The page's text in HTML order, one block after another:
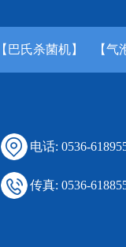
【巴氏杀菌机】 【气
电话: 0536-
传真: 0536-